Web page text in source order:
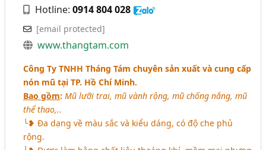
Hotline:0914 804 028
[email protected]
www.thangtam.com
Công Ty TNHH Tháng Tám chuyên sản xuất và cung cấp
nón mũ tại TP. Hồ Chí Minh.
Bao gồm:Mũ lưỡi trai, mũ vành rộng, mũ chống nắng, mũ
thể thao,..
╰❥ Đa dạng về màu sắc và kiểu dáng, có độ che phủ
rộng.